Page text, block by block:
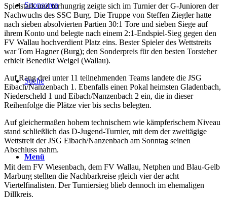
Sponsoren
Suche
Menü
Spielstark und torhungrig zeigte sich im Turnier der G-Junioren der
Nachwuchs des SSC Burg. Die Truppe von Steffen Ziegler hatte
nach sieben absolvierten Partien 30:1 Tore und sieben Siege auf
ihrem Konto und belegte nach einem 2:1-Endspiel-Sieg gegen den
FV Wallau hochverdient Platz eins. Bester Spieler des Wettstreits
war Tom Hagner (Burg); den Sonderpreis für den besten Torsteher
erhielt Benedikt Weigel (Wallau).
Auf Rang drei unter 11 teilnehmenden Teams landete die JSG
Eibach/Nanzenbach 1. Ebenfalls einen Pokal heimsten Gladenbach,
Niederscheld 1 und Eibach/Nanzenbach 2 ein, die in dieser
Reihenfolge die Plätze vier bis sechs belegten.
Auf gleichermaßen hohem technischem wie kämpferischem Niveau
stand schließlich das D-Jugend-Turnier, mit dem der zweitägige
Wettstreit der JSG Eibach/Nanzenbach am Sonntag seinen
Abschluss nahm.
Mit dem FV Wiesenbach, dem FV Wallau, Netphen und Blau-Gelb
Marburg stellten die Nachbarkreise gleich vier der acht
Viertelfinalisten. Der Turniersieg blieb dennoch im ehemaligen
Dillkreis.